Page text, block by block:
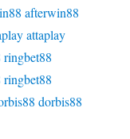
afterwin88
attaplay
ringbet88
ringbet88
dorbis88